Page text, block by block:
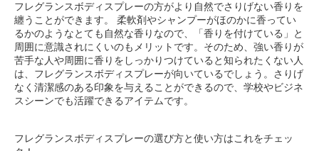
フレグランスボディスプレーの方がより自然でさりげない香りを
纏うことができます。 柔軟剤やシャンプーがほのかに香ってい
るかのようなとても自然な香りなので、「香りを付けている」と
周囲に意識されにくいのもメリットです。そのため、強い香りが
苦手な人や周囲に香りをしっかりつけていると知られたくない人
は、フレグランスボディスプレーが向いているでしょう。さりげ
なく清潔感のある印象を与えることができるので、学校やビジネ
スシーンでも活躍できるアイテムです。
フレグランスボディスプレーの選び方と使い方はこれをチェッ